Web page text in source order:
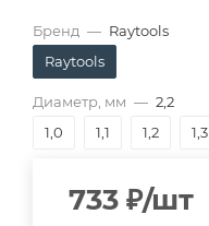
Бренд — Raytools
Raytools
Диаметр, мм — 2,2
1,0
1,1 1,2 1,3
733 ₽/шт